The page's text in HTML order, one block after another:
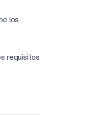
los
requisitos